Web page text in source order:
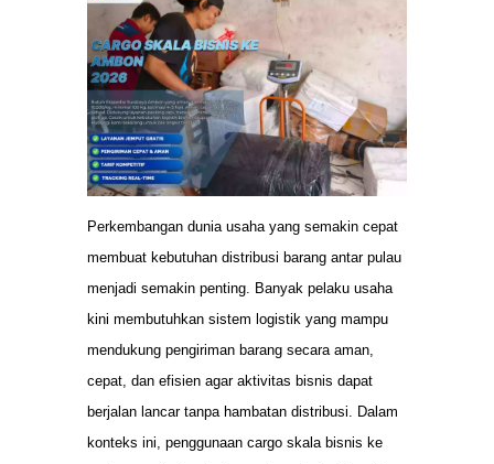
Perkembangan dunia usaha yang semakin cepat
membuat kebutuhan distribusi barang antar pulau
menjadi semakin penting. Banyak pelaku usaha
kini membutuhkan sistem logistik yang mampu
mendukung pengiriman barang secara aman,
cepat, dan efisien agar aktivitas bisnis dapat
berjalan lancar tanpa hambatan distribusi. Dalam
konteks ini, penggunaan cargo skala bisnis ke